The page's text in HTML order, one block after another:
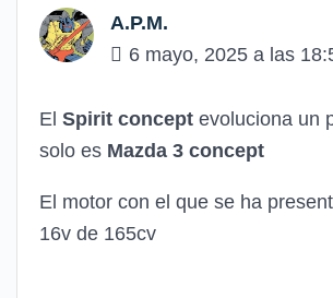
A.P.M.
6 mayo, 2025 a las
El Spirit concept evoluciona un
solo es Mazda 3 concept
El motor con el que se ha
16v de 165cv